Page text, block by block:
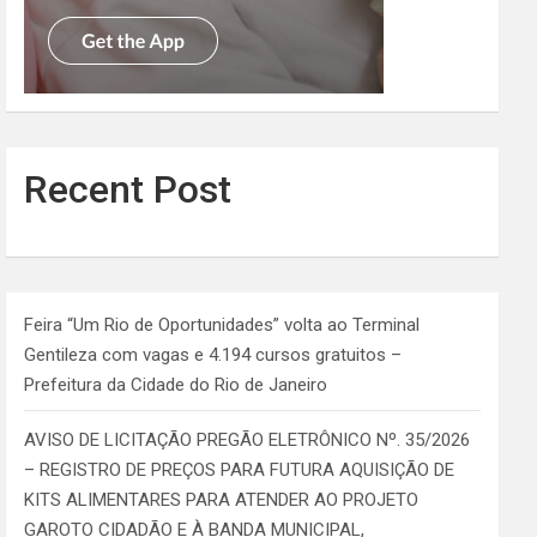
Recent Post
Feira “Um Rio de Oportunidades” volta ao Terminal
Gentileza com vagas e 4.194 cursos gratuitos –
Prefeitura da Cidade do Rio de Janeiro
AVISO DE LICITAÇÃO PREGÃO ELETRÔNICO Nº. 35/2026
– REGISTRO DE PREÇOS PARA FUTURA AQUISIÇÃO DE
KITS ALIMENTARES PARA ATENDER AO PROJETO
GAROTO CIDADÃO E À BANDA MUNICIPAL,